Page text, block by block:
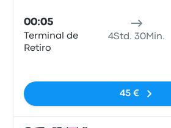
00:05
Terminal de
Retiro
4Std. 30Min.
45 €